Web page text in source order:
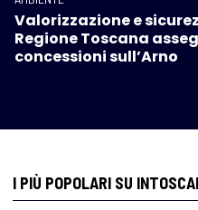
Valorizzazione e
Regione Toscana
concessioni sull’Arno
I PIÙ POPOLARI SU